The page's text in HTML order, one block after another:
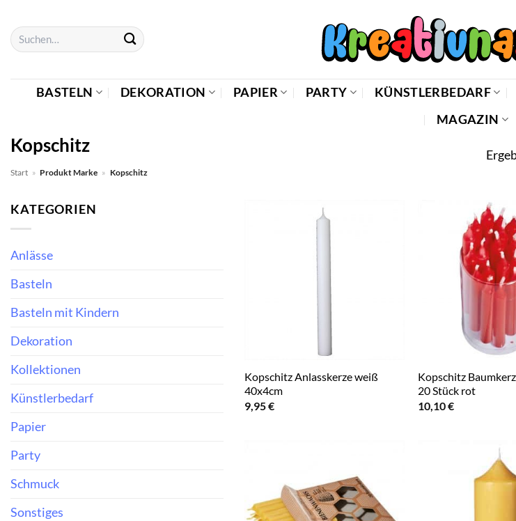
Inhalt
springen
Suchen
nach:
BASTELN DEKORATION PAPIER PARTY KÜNSTLERBEDARF
MAGAZIN
Kopschitz
Start » Produkt Marke » Kopschitz
KATEGORIEN
Anlässe
Basteln
Basteln mit Kindern
Dekoration
Kollektionen
Künstlerbedarf
Papier
Party
Schmuck
Sonstiges
Kopschitz Anlasskerze weiß
40x4cm
9,95€
Kopschitz
20 Stück rot
10,10€